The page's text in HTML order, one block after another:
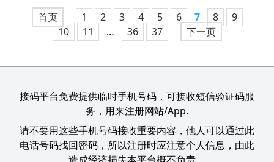
首页 1 2 3 4 5 6 7 8
9
10
11 … 36 37 下一页
接码平台免费提供临时手机号码，可接收短信验证码服
务，用来注册网站/App.
请不要用这些手机号码接收重要内容，他人可以通过此
电话号码找回密码，所以注册时应注意个人信息，由此
造成经济损失本平台概不负责。